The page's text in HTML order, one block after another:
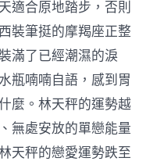
適合原地踏步，否則
裝筆挺的摩羯座正整
滿了已經潮濕的淚
瓶喃喃自語，感到胃
麼。林天秤的運勢越
無處安放的單戀能量
天秤的戀愛運勢跌至